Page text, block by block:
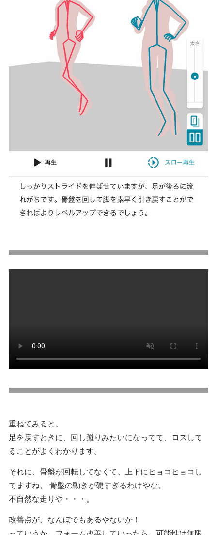
重ねてみると、
足を戻すときに、回し蹴りみたいになってて、ロスして
ることがよくわかります。
それに、骨盤が回転してなくて、上下にヒョコヒョコし
てますね。 骨盤の動きが硬すぎるわけやな。
不自然な走りや・・・。
改善点が、なんぼでもあるやないか！